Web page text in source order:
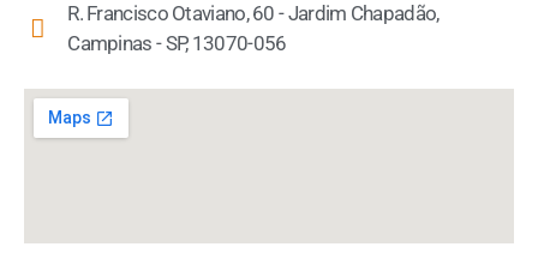
R. Francisco Otaviano, 60 - Jardim Chapadão,
Campinas - SP, 13070-056